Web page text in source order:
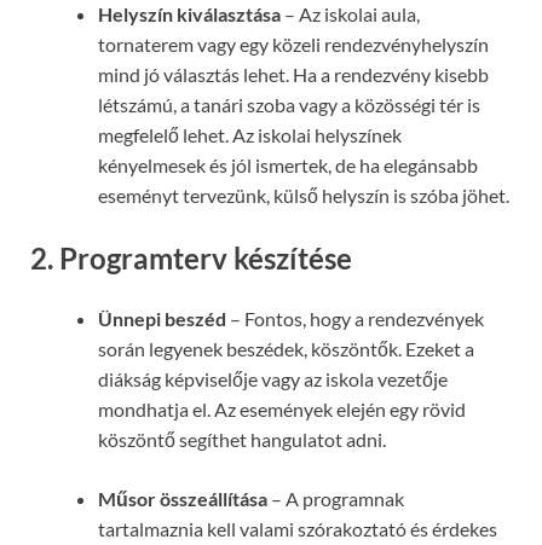
Helyszín kiválasztása – Az iskolai aula,
tornaterem vagy egy közeli rendezvényhelyszín
mind jó választás lehet. Ha a rendezvény kisebb
létszámú, a tanári szoba vagy a közösségi tér is
megfelelő lehet. Az iskolai helyszínek
kényelmesek és jól ismertek, de ha elegánsabb
eseményt tervezünk, külső helyszín is szóba jöhet.
2. Programterv készítése
Ünnepi beszéd – Fontos, hogy a rendezvények
során legyenek beszédek, köszöntők. Ezeket a
diákság képviselője vagy az iskola vezetője
mondhatja el. Az események elején egy rövid
köszöntő segíthet hangulatot adni.
Műsor összeállítása – A programnak
tartalmaznia kell valami szórakoztató és érdekes